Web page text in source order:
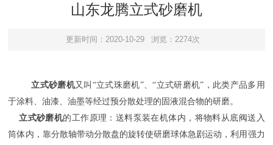
山东龙腾立式砂磨机
更新时间：2020-10-29 浏览：2274次
立式砂磨机又叫“立式珠磨机”、“立式研磨机”，此类产品多用
于涂料、油漆、油墨等经过预分散处理的固液混合物的研磨。
立式砂磨机的工作原理：送料泵装在机体内，将物料从底阀送入
筒体内，靠分散轴带动分散盘的旋转使研磨球体急剧运动，利用强力